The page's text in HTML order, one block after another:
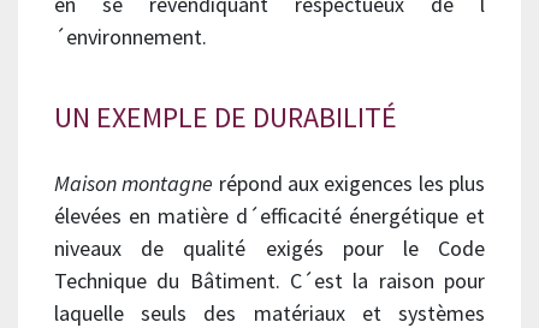
´environnement.
UN EXEMPLE DE DURABILITÉ
Maison montagne répond aux exigences les plus
élevées en matière d´efficacité énergétique et
niveaux de qualité exigés pour le Code
Technique du Bâtiment. C´est la raison pour
laquelle seuls des matériaux et systèmes